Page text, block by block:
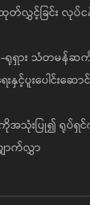
တ်လွှင့်ခြင်း လုပ်
မာ-ရုရှား သံတ
ေးနှင့်ပူးပေါင်း
းပြု၍ ရုပ်ရှင်က
ာက်လွှာ